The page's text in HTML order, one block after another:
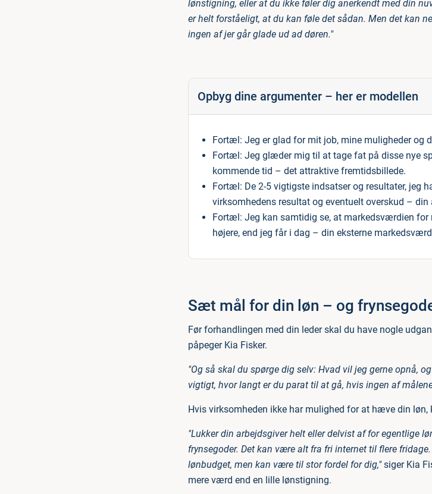
lønstigning, eller at du ikke føler dig anerkendt med din
er helt forståeligt, at du kan føle det sådan. Men det kan
ingen af jer går glade ud ad døren."
Opbyg dine argumenter – her er modellen
Fortæl: Jeg er glad for mit job, mine muligheder og
Fortæl: Jeg glæder mig til at tage fat på disse nye
kommende tid – det attraktive fremtidsbillede.
Fortæl: De 2-5 vigtigste indsatser og resultater, jeg
virksomhedens resultat og eventuelt overskud –
Fortæl: Jeg kan samtidig se, at markedsværdien for
højere, end jeg får i dag – din eksterne
Sæt mål for din løn – og
Før forhandlingen med din leder skal du have nogle
påpeger Kia Fisker.
"Og så skal du spørge dig selv: Hvad vil jeg gerne opnå,
vigtigt, hvor langt er du parat til at gå, hvis ingen af
Hvis virksomheden ikke har mulighed for at hæve din
"Lukker din arbejdsgiver helt eller delvist af for egentlige
frynsegoder. Det kan være alt fra fri internet til flere
lønbudget, men kan være til stor fordel for dig,"siger Kia
mere værd end en lille lønstigning.